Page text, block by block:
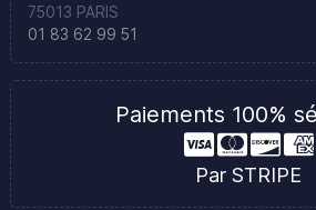
75013 PARIS
01 83 62 99 51
Paiements 100%
Par STRIPE